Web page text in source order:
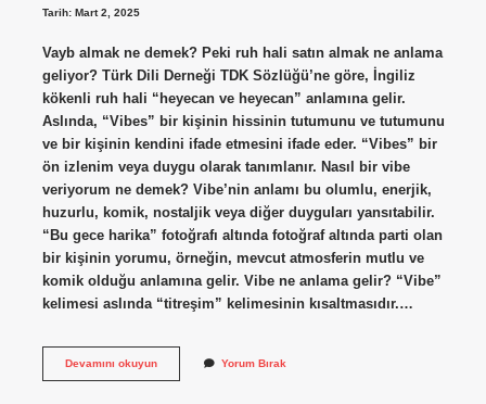
Tarih: Mart 2, 2025
Vayb almak ne demek? Peki ruh hali satın almak ne anlama
geliyor? Türk Dili Derneği TDK Sözlüğü’ne göre, İngiliz
kökenli ruh hali “heyecan ve heyecan” anlamına gelir.
Aslında, “Vibes” bir kişinin hissinin tutumunu ve tutumunu
ve bir kişinin kendini ifade etmesini ifade eder. “Vibes” bir
ön izlenim veya duygu olarak tanımlanır. Nasıl bir vibe
veriyorum ne demek? Vibe’nin anlamı bu olumlu, enerjik,
huzurlu, komik, nostaljik veya diğer duyguları yansıtabilir.
“Bu gece harika” fotoğrafı altında fotoğraf altında parti olan
bir kişinin yorumu, örneğin, mevcut atmosferin mutlu ve
komik olduğu anlamına gelir. Vibe ne anlama gelir? “Vibe”
kelimesi aslında “titreşim” kelimesinin kısaltmasıdır.…
Devamını okuyunVayb
Yorum Bırak